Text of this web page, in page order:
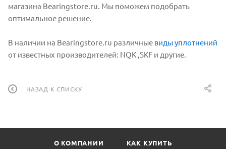
магазина Bearingstore.ru. Мы поможем подобрать
оптимальное решение.
В наличии на Bearingstore.ru различные виды уплотнений
от известных производителей: NQK ,SKF и другие.
НАЗАД К СПИСКУ
О КОМПАНИИ КАК КУПИТЬ